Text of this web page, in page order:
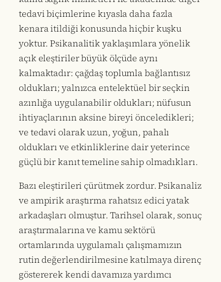
tedavi biçimlerine kıyasla daha fazla
kenara itildiği konusunda hiçbir kuşku
yoktur. Psikanalitik yaklaşımlara yönelik
açık eleştiriler büyük ölçüde aynı
kalmaktadır: çağdaş toplumla bağlantısız
oldukları; yalnızca entelektüel bir seçkin
azınlığa uygulanabilir oldukları; nüfusun
ihtiyaçlarının aksine bireyi önceledikleri;
ve tedavi olarak uzun, yoğun, pahalı
oldukları ve etkinliklerine dair yeterince
güçlü bir kanıt temeline sahip olmadıkları.
Bazı eleştirileri çürütmek zordur. Psikanaliz
ve ampirik araştırma rahatsız edici yatak
arkadaşları olmuştur. Tarihsel olarak, sonuç
araştırmalarına ve kamu sektörü
ortamlarında uygulamalı çalışmamızın
rutin değerlendirilmesine katılmaya direnç
göstererek kendi davamıza yardımcı